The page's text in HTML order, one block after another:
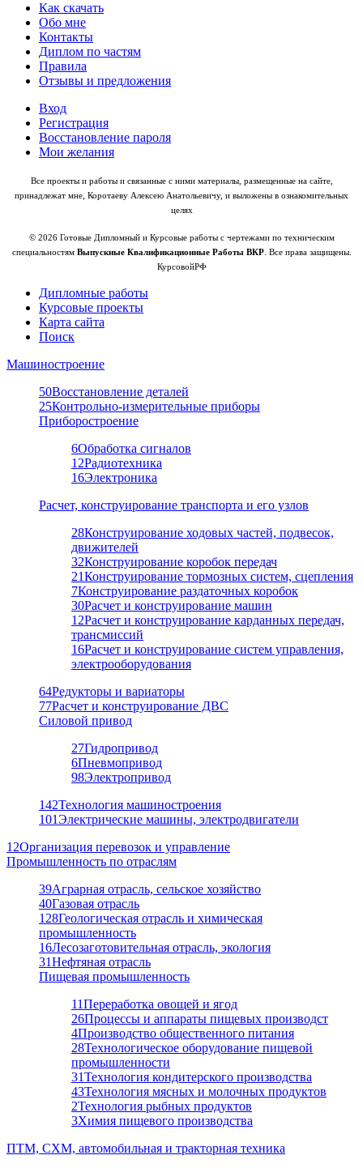
Как скачать
Обо мне
Контакты
Диплом по частям
Правила
Отзывы и предложения
Вход
Регистрация
Восстановление пароля
Мои желания
Все проекты и работы и связанные с ними материалы, размещенные на сайте,
принадлежат мне, Коротаеву Алексею Анатольевичу, и выложены в ознакомительных
целях
© 2026 Готовые Дипломный и Курсовые работы с чертежами по техническим
специальностям Выпускные Квалификационные Работы ВКР. Все права защищены.
КурсовойРФ
Дипломные работы
Курсовые проекты
Карта сайта
Поиск
Машиностроение
50Восстановление деталей
25Контрольно-измерительные приборы
Приборостроение
6Обработка сигналов
12Радиотехника
16Электроника
Расчет, конструирование транспорта и его узлов
28Конструирование ходовых частей, подвесок,
движителей
32Конструирование коробок передач
21Конструирование тормозных систем, сцепления
7Конструирование раздаточных коробок
30Расчет и конструирование машин
12Расчет и конструирование карданных передач,
трансмиссий
16Расчет и конструирование систем управления,
электрооборудования
64Редукторы и вариаторы
77Расчет и конструирование ДВС
Силовой привод
27Гидропривод
6Пневмопривод
98Электропривод
142Технология машиностроения
101Электрические машины, электродвигатели
12Организация перевозок и управление
Промышленность по отраслям
39Аграрная отрасль, сельское хозяйство
40Газовая отрасль
128Геологическая отрасль и химическая
промышленность
16Лесозаготовительная отрасль, экология
31Нефтяная отрасль
Пищевая промышленность
11Переработка овощей и ягод
26Процессы и аппараты пищевых производст
4Производство общественного питания
28Технологическое оборудование пищевой
промышленности
31Технология кондитерского производства
43Технология мясных и молочных продуктов
2Технология рыбных продуктов
3Химия пищевого производства
ПТМ, СХМ, автомобильная и тракторная техника